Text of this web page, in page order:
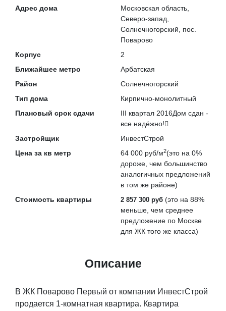
Адрес дома
Московская область,
Северо-запад,
Солнечногорский, пос.
Поварово
Корпус
2
Ближайшее метро
Арбатская
Район
Солнечногорский
Тип дома
Кирпично-монолитный
Плановый срок сдачи
III квартал 2016Дом сдан -
все надёжно!
Застройщик
ИнвестСтрой
Цена за кв метр
64 000 руб/м2(это на 0%
дороже , чем большинство
аналогичных предложений
в том же районе)
Стоимость квартиры
2 857 300 руб (это на 88%
меньше , чем среднее
предложение по Москве
для ЖК того же класса)
Описание
В ЖК Поварово Первый от компании ИнвестСтрой
продается 1-комнатная квартира. Квартира